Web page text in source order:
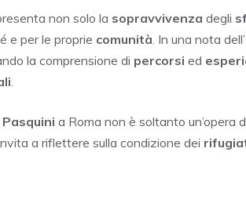
non solo la sopravvivenza degli
e per le proprie comunità. In una nota dell’
la comprensione di percorsi ed
.
a Roma non è soltanto un’opera
a riflettere sulla condizione dei